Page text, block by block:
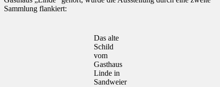
Sammlung flankiert:
Das alte
Schild
vom
Gasthaus
Linde in
Sandweier